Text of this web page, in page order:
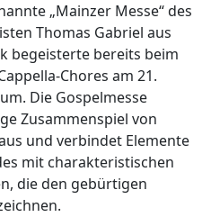
„Mainzer Messe“ des
Thomas Gabriel aus
begeisterte bereits beim
Chores am 21.
Die Gospelmesse
Zusammenspiel von
und verbindet Elemente
mit charakteristischen
die den gebürtigen